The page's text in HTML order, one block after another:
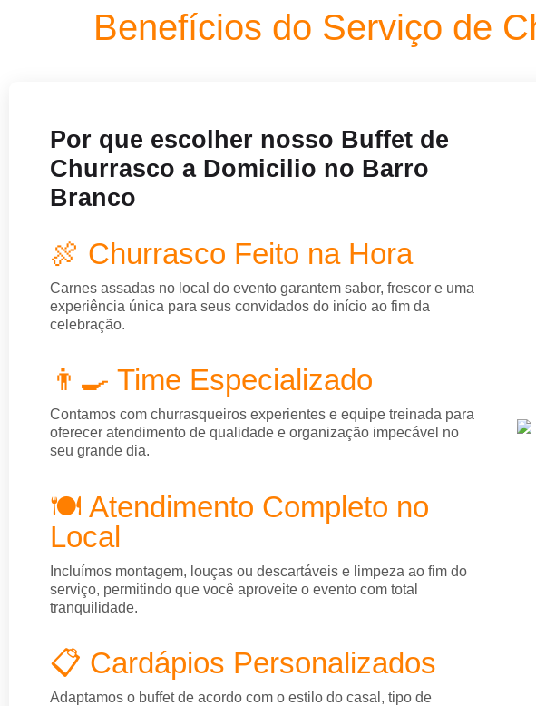
Benefícios do Serviço de
Por que escolher nosso Buffet de
Churrasco a Domicilio no Barro
Branco
🍖 Churrasco Feito na Hora
Carnes assadas no local do evento garantem sabor, frescor e uma
experiência única para seus convidados do início ao fim da
celebração.
👨‍🍳 Time Especializado
Contamos com churrasqueiros experientes e equipe treinada para
oferecer atendimento de qualidade e organização impecável no
seu grande dia.
🍽️ Atendimento Completo no
Local
Incluímos montagem, louças ou descartáveis e limpeza ao fim do
serviço, permitindo que você aproveite o evento com total
tranquilidade.
📋 Cardápios Personalizados
Adaptamos o buffet de acordo com o estilo do casal, tipo de